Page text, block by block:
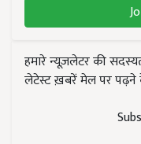
हमारे न्यूज़लेटर की
लेटेस्ट ख़बरें मेल पर पढ़ने